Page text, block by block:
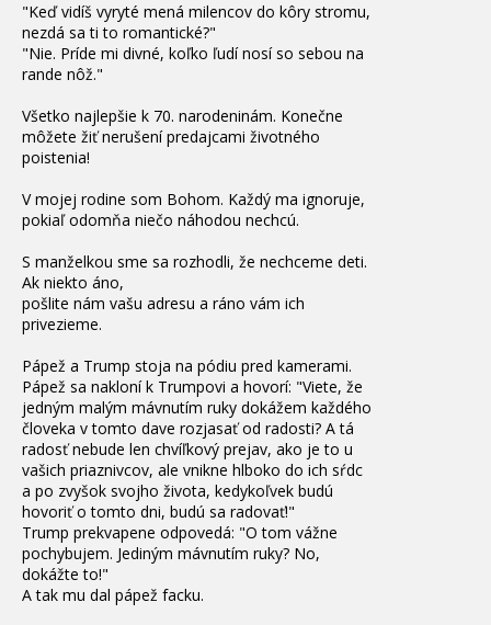
"Keď vidíš vyryté mená milencov do kôry stromu,
nezdá sa ti to romantické?"
"Nie. Príde mi divné, koľko ľudí nosí so sebou na
rande nôž."
Všetko najlepšie k 70. narodeninám. Konečne
môžete žiť nerušení predajcami životného
poistenia!
V mojej rodine som Bohom. Každý ma ignoruje,
pokiaľ odomňa niečo náhodou nechcú.
S manželkou sme sa rozhodli, že nechceme deti.
Ak niekto áno,
pošlite nám vašu adresu a ráno vám ich
privezieme.
Pápež a Trump stoja na pódiu pred kamerami.
Pápež sa nakloní k Trumpovi a hovorí: "Viete, že
jedným malým mávnutím ruky dokážem každého
človeka v tomto dave rozjasať od radosti? A tá
radosť nebude len chvíľkový prejav, ako je to u
vašich priaznivcov, ale vnikne hlboko do ich sŕdc
a po zvyšok svojho života, kedykoľvek budú
hovoriť o tomto dni, budú sa radovať!"
Trump prekvapene odpovedá: "O tom vážne
pochybujem. Jediným mávnutím ruky? No,
dokážte to!"
A tak mu dal pápež facku.